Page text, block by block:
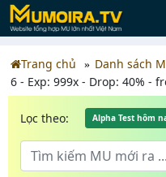
Trang chủ Danh sách
6 - Exp: 999x - Drop: 40% -
Lọc theo: Alpha Test hôm